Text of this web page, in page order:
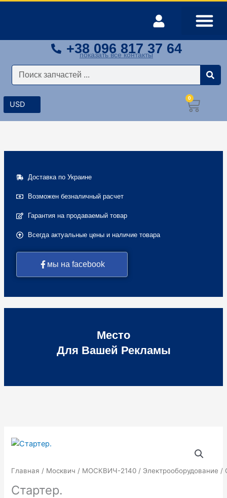
+38 096 817 37 64
показать все контакты
Поиск
0
Доставка по Украине
Возможен безналичный расчет
Гарантия на продаваемый товар
Всегда актуальные цены и наличие товара
мы на facebook
Место
Для Вашей Рекламы
Главная / Москвич / МОСКВИЧ-2140 / Электрооборудование /
Стартер.
Количество
Стартер.